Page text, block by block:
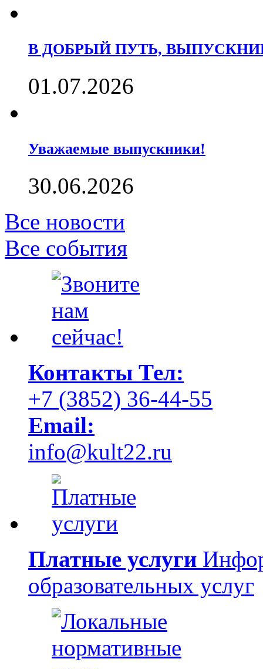
В ДОБРЫЙ ПУТЬ,
01.07.2026
Уважаемые выпускники!
30.06.2026
Все новости
Все события
Контакты Тел:
+7 (3852) 36-44-55
Email:
info@kult22.ru
Платные услуги
образовательных услуг